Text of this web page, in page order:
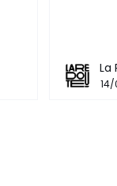
La